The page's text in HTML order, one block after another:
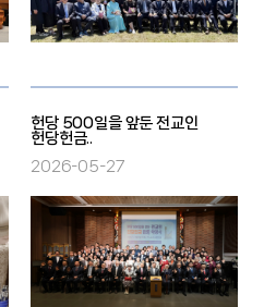
헌당 500일을 앞둔 전교인
헌당헌금..
2026-05-27